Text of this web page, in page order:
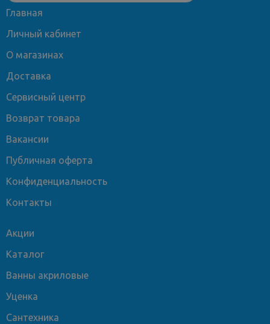
Главная
Личный кабинет
О магазинах
Доставка
Сервисный центр
Возврат товара
Вакансии
Публичная оферта
Конфиденциальность
Контакты
Акции
Каталог
Ванны акриловые
Уценка
Сантехника